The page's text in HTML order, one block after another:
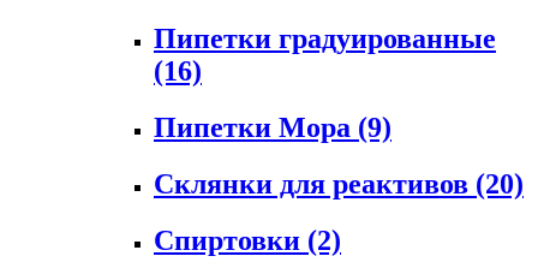
Пипетки градуированные
(16)
Пипетки Мора (9)
Склянки для реактивов (20)
Спиртовки (2)